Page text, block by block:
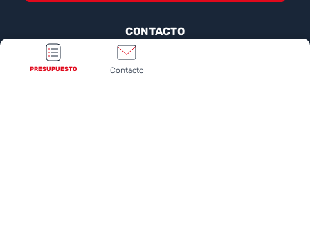
CONTACTO
Contáctenos
PRESUPUESTO Contacto